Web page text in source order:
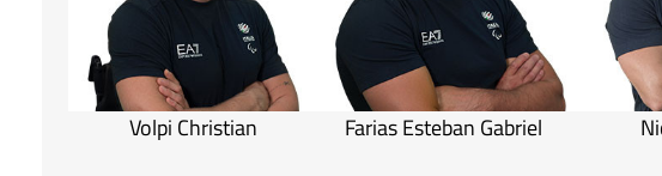
Volpi Christian Farias Esteban Gabriel